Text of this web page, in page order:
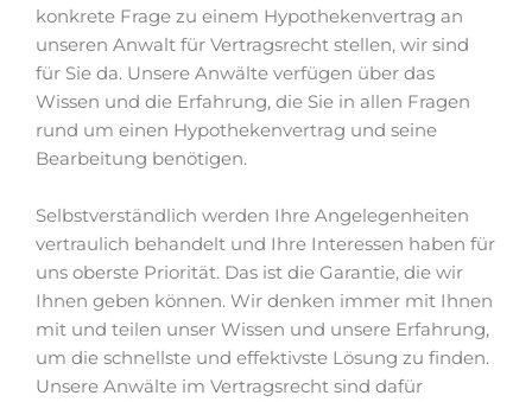
konkrete Frage zu einem Hypothekenvertrag an
unseren Anwalt für Vertragsrecht stellen, wir sind
für Sie da. Unsere Anwälte verfügen über das
Wissen und die Erfahrung, die Sie in allen Fragen
rund um einen Hypothekenvertrag und seine
Bearbeitung benötigen.
Selbstverständlich werden Ihre Angelegenheiten
vertraulich behandelt und Ihre Interessen haben für
uns oberste Priorität. Das ist die Garantie, die wir
Ihnen geben können. Wir denken immer mit Ihnen
mit und teilen unser Wissen und unsere Erfahrung,
um die schnellste und effektivste Lösung zu finden.
Unsere Anwälte im Vertragsrecht sind dafür